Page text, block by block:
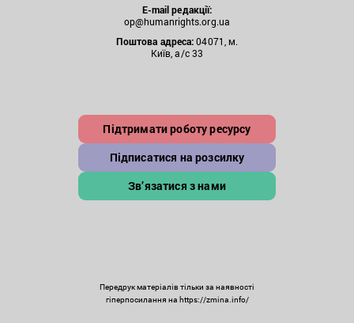
E-mail редакції:
op@humanrights.org.ua
Поштова адреса:04071, м.
Київ, а/с 33
Підтримати роботу ресурсу
Підписатися на розсилку
Зв’язатися з нами
Передрук матеріалів тільки за наявності
гіперпосилання на https://zmina.info/